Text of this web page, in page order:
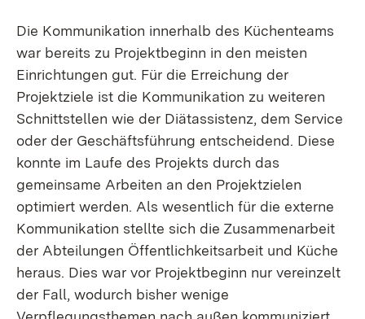
Die Kommunikation innerhalb des Küchenteams
war bereits zu Projektbeginn in den meisten
Einrichtungen gut. Für die Erreichung der
Projektziele ist die Kommunikation zu weiteren
Schnittstellen wie der Diätassistenz, dem Service
oder der Geschäftsführung entscheidend. Diese
konnte im Laufe des Projekts durch das
gemeinsame Arbeiten an den Projektzielen
optimiert werden. Als wesentlich für die externe
Kommunikation stellte sich die Zusammenarbeit
der Abteilungen Öffentlichkeitsarbeit und Küche
heraus. Dies war vor Projektbeginn nur vereinzelt
der Fall, wodurch bisher wenige